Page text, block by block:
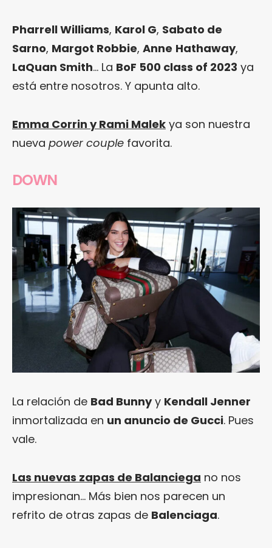
Pharrell Williams, Karol G, Sabato de
Sarno, Margot Robbie, Anne Hathaway,
LaQuan Smith… La BoF 500 class of 2023 ya
está entre nosotros. Y apunta alto.
Emma Corrin y Rami Malek ya son nuestra
nueva power couple favorita.
DOWN
La relación de Bad Bunnyy Kendall Jenner
inmortalizada en un anuncio de Gucci. Pues
vale.
Las nuevas zapas de Balanciega no nos
impresionan… Más bien nos parecen un
refrito de otras zapas de Balenciaga.